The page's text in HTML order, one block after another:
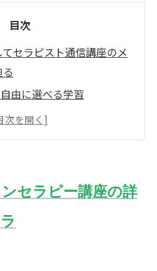
目次
セラピスト通信講座のメ
由に選べる学習
資格の取得が可能な通信
ポートが充実した学習環境
進められる学習スタイル
資格を目指せる理由
セラピー講座の詳